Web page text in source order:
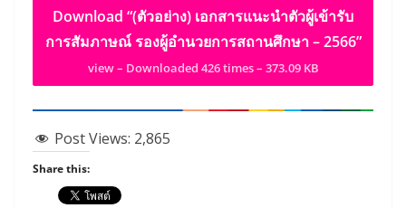
Download “(ตัวอย่าง) เอกสารแนะนำตัวผู้เข้ารับ
การสัมภาษณ์ รองผู้อำนวยการสถานศึกษา – 2566”
view – Downloaded 426 times – 373.09 KB
Post Views: 2,865
Share this: